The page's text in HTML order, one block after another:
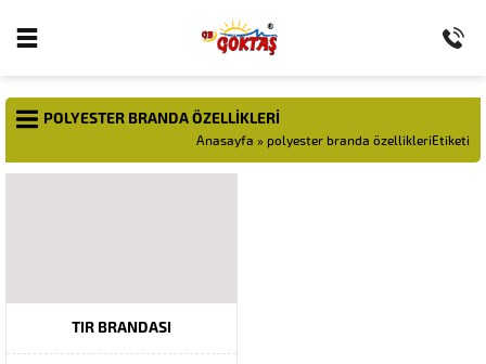
POLYESTER BRANDA ÖZELLIKLERI
Anasayfa » polyester branda özellikleriEtiketi
TIR BRANDASI